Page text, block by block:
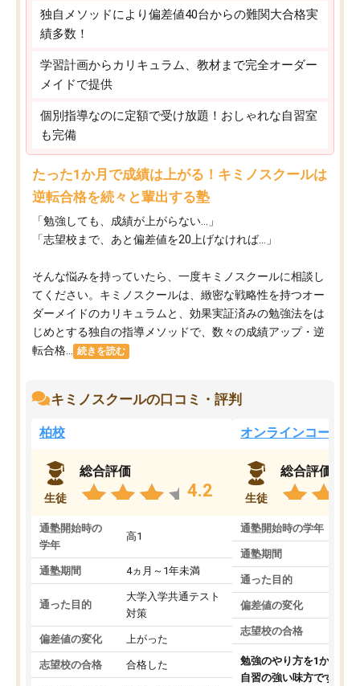
独自メソッドにより偏差値40台からの難関大合格実
績多数！
学習計画からカリキュラム、教材まで完全オーダー
メイドで提供
個別指導なのに定額で受け放題！おしゃれな自習室
も完備
たった1か月で成績は上がる！キミノスクールは
逆転合格を続々と輩出する塾
「勉強しても、成績が上がらない…」
「志望校まで、あと偏差値を20上げなければ…」
そんな悩みを持っていたら、一度キミノスクールに相談し
てください。キミノスクールは、緻密な戦略性を持つオー
ダーメイドのカリキュラムと、効果実証済みの勉強法をは
じめとする独自の指導メソッドで、数々の成績アップ・逆
転合格...
続きを読む
キミノスクールの口コミ・評判
柏校
生徒
総合評価
4.2
通塾開始時の
学年
高1
通塾期間 4ヵ月～1年未満
通った目的
大学入学共通テスト
対策
偏差値の変化 上がった
志望校の合格 合格した
オンラインコース
生徒
総合評価
通塾開始時の学年
通塾期間
通った目的
偏差値の変化
志望校の合格
勉強のやり方を1から教
自習の強い味方です。